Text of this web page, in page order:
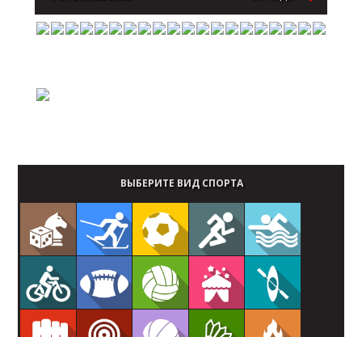
ВЫБЕРИТЕ ВИД СПОРТА